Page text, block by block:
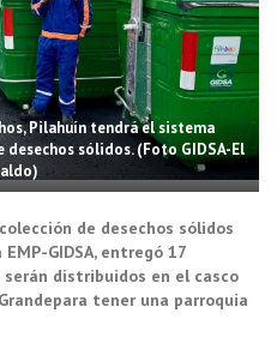
Pilahuín tendrá el sistema
sólidos. (Foto GIDSA-El
de desechos sólidos
GIDSA, entregó 17
distribuidos en el casco
tener una parroquia